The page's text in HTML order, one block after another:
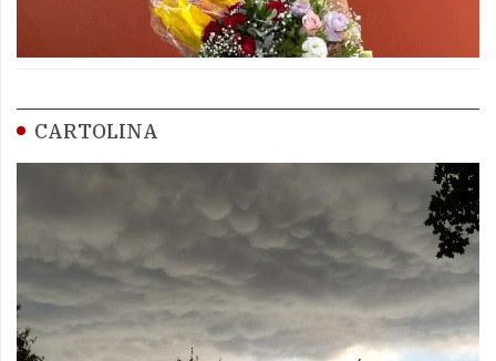
CARTOLINA